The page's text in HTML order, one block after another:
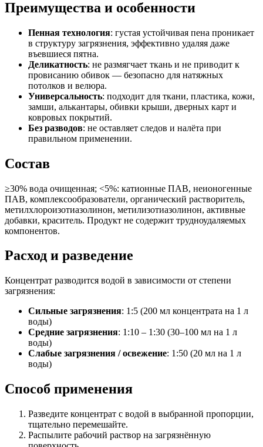
Преимущества и особенности
Пенная технология: густая устойчивая пена проникает
в структуру загрязнения, эффективно удаляя даже
въевшиеся пятна.
Деликатность: не размягчает ткань и не приводит к
провисанию обивок — безопасно для натяжных
потолков и велюра.
Универсальность: подходит для ткани, пластика, кожи,
замши, алькантары, обивки крыши, дверных карт и
ковровых покрытий.
Без разводов: не оставляет следов и налёта при
правильном применении.
Состав
≥30% вода очищенная; <5%: катионные ПАВ, неионогенные
ПАВ, комплексообразователи, органический растворитель,
метилхлороизотиазолинон, метилизотиазолинон, активные
добавки, краситель. Продукт не содержит трудноудаляемых
компонентов.
Расход и разведение
Концентрат разводится водой в зависимости от степени
загрязнения:
Сильные загрязнения: 1:5 (200 мл концентрата на 1 л
воды)
Средние загрязнения: 1:10 – 1:30 (30–100 мл на 1 л
воды)
Слабые загрязнения / освежение: 1:50 (20 мл на 1 л
воды)
Способ применения
Разведите концентрат с водой в выбранной пропорции,
тщательно перемешайте.
Распылите рабочий раствор на загрязнённую